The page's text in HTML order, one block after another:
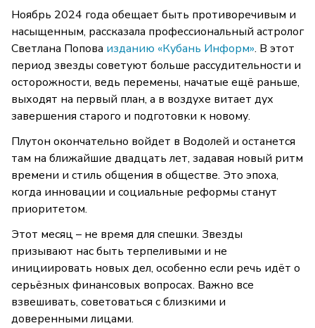
Ноябрь 2024 года обещает быть противоречивым и
насыщенным, рассказала профессиональный астролог
Светлана Попова изданию «Кубань Информ». В этот
период звезды советуют больше рассудительности и
осторожности, ведь перемены, начатые ещё раньше,
выходят на первый план, а в воздухе витает дух
завершения старого и подготовки к новому.
Плутон окончательно войдет в Водолей и останется
там на ближайшие двадцать лет, задавая новый ритм
времени и стиль общения в обществе. Это эпоха,
когда инновации и социальные реформы станут
приоритетом.
Этот месяц – не время для спешки. Звезды
призывают нас быть терпеливыми и не
инициировать новых дел, особенно если речь идёт о
серьёзных финансовых вопросах. Важно все
взвешивать, советоваться с близкими и
доверенными лицами.